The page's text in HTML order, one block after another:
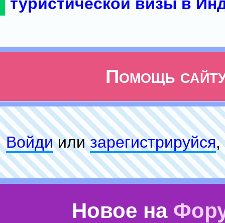
Помощь
Войдиилизарeгиcтpируйся,
Новое на